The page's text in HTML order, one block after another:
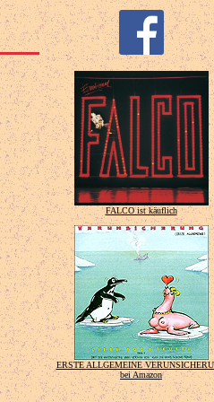
FALCO ist käuflich
ERSTE ALLGEMEINE
bei Amazon